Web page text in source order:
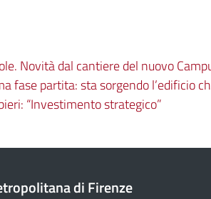
Novità dal cantiere del nuovo
fase partita: sta sorgendo l’edificio
“Investimento strategico”
di Firenze